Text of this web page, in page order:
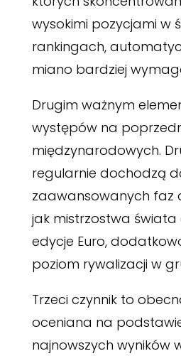
wysokimi pozycjami w
rankingach,
miano bardziej
Drugim ważnym
występów na
międzynarodowych.
regularnie dochodzą
zaawansowanych faz
jak mistrzostwa
edycje Euro,
poziom rywalizacji w
Trzeci czynnik to
oceniana na
najnowszych wyników